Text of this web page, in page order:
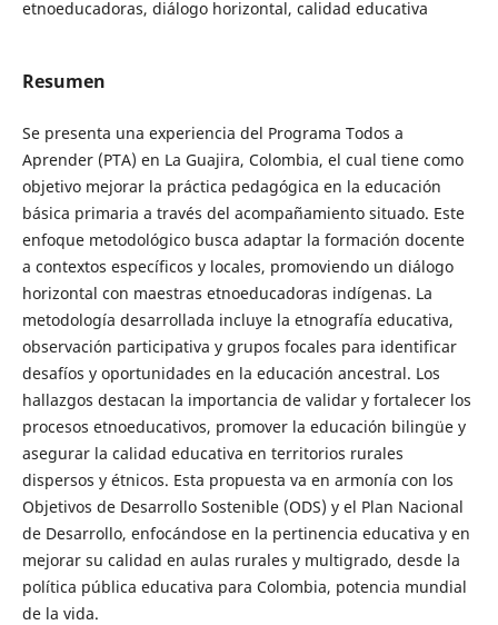
etnoeducadoras, diálogo horizontal, calidad educativa
Resumen
Se presenta una experiencia del Programa Todos a
Aprender (PTA) en La Guajira, Colombia, el cual tiene como
objetivo mejorar la práctica pedagógica en la educación
básica primaria a través del acompañamiento situado. Este
enfoque metodológico busca adaptar la formación docente
a contextos específicos y locales, promoviendo un diálogo
horizontal con maestras etnoeducadoras indígenas. La
metodología desarrollada incluye la etnografía educativa,
observación participativa y grupos focales para identificar
desafíos y oportunidades en la educación ancestral. Los
hallazgos destacan la importancia de validar y fortalecer los
procesos etnoeducativos, promover la educación bilingüe y
asegurar la calidad educativa en territorios rurales
dispersos y étnicos. Esta propuesta va en armonía con los
Objetivos de Desarrollo Sostenible (ODS) y el Plan Nacional
de Desarrollo, enfocándose en la pertinencia educativa y en
mejorar su calidad en aulas rurales y multigrado, desde la
política pública educativa para Colombia, potencia mundial
de la vida.